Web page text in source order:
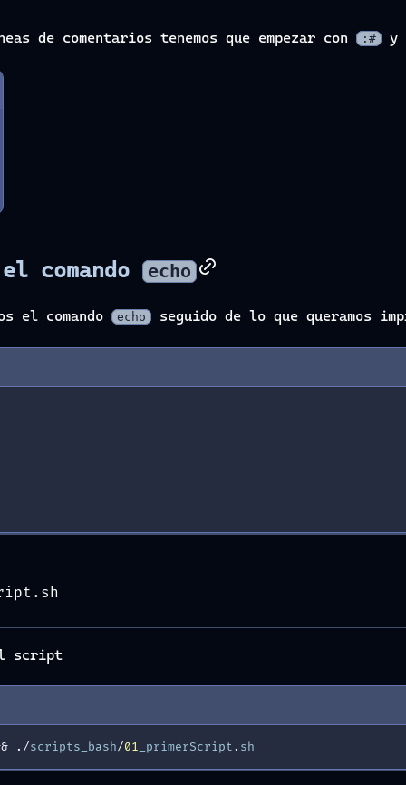
de comentarios tenemos que empezar con :# y
comando echo
el comando echo seguido de lo que queramos
script
& ./scripts_bash/01 _primerScript . sh